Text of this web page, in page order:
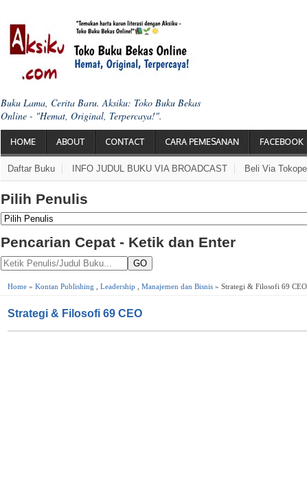
Buku Lama, Cerita Baru. Aksiku: Toko Buku Bekas
Online - "Hemat, Original, Terpercaya!".
HOME ABOUT CONTACT CARA PEMESANAN FACEBOOK
Daftar Buku INFO JUDUL BUKU VIA BROADCAST Beli Via
Pilih Penulis
Pencarian Cepat - Ketik dan Enter
GO
Home » Kontan Publishing Leadership Manajemen dan Bisnis » Strategi & Filosofi 69 CEO
Strategi & Filosofi 69 CEO